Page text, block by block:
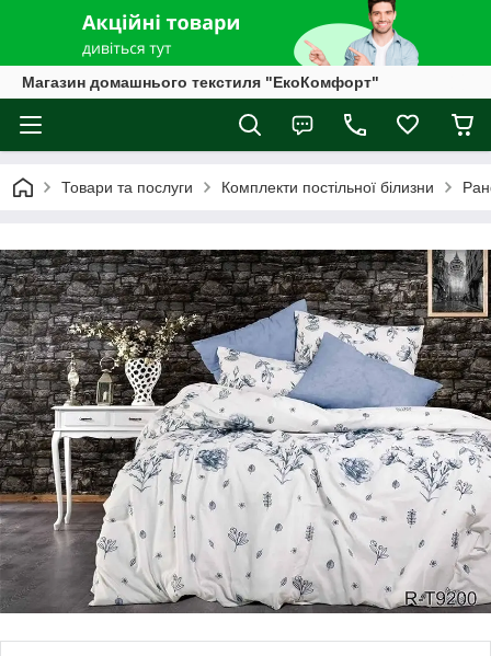
Магазин домашнього текстиля "ЕкоКомфорт"
Товари та послуги Комплекти постільної білизни